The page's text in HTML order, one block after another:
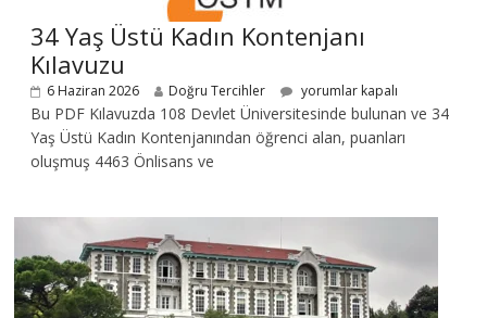
34 Yaş Üstü Kadın Kontenjanı
Kılavuzu
6 Haziran 2026 Doğru Tercihler yorumlar kapalı
Bu PDF Kılavuzda 108 Devlet Üniversitesinde bulunan ve 34
Yaş Üstü Kadın Kontenjanından öğrenci alan, puanları
oluşmuş 4463 Önlisans ve